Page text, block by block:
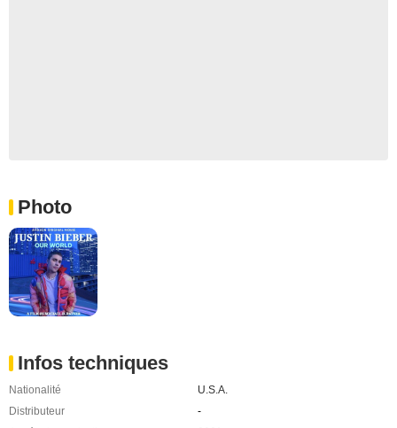
Photo
Infos techniques
Nationalité
U.S.A.
Distributeur
-